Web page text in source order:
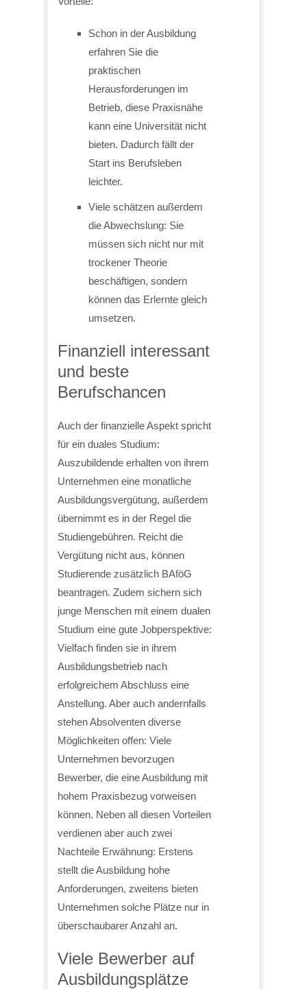
Schon in der Ausbildung
erfahren Sie die
praktischen
Herausforderungen im
Betrieb, diese Praxisnähe
kann eine Universität nicht
bieten. Dadurch fällt der
Start ins Berufsleben
leichter.
Viele schätzen außerdem
die Abwechslung: Sie
müssen sich nicht nur mit
trockener Theorie
beschäftigen, sondern
können das Erlernte gleich
umsetzen.
Finanziell interessant
und beste
Berufschancen
Auch der finanzielle Aspekt spricht
für ein duales Studium:
Auszubildende erhalten von ihrem
Unternehmen eine monatliche
Ausbildungsvergütung, außerdem
übernimmt es in der Regel die
Studiengebühren. Reicht die
Vergütung nicht aus, können
Studierende zusätzlich BAföG
beantragen. Zudem sichern sich
junge Menschen mit einem dualen
Studium eine gute Jobperspektive:
Vielfach finden sie in ihrem
Ausbildungsbetrieb nach
erfolgreichem Abschluss eine
Anstellung. Aber auch andernfalls
stehen Absolventen diverse
Möglichkeiten offen: Viele
Unternehmen bevorzugen
Bewerber, die eine Ausbildung mit
hohem Praxisbezug vorweisen
können. Neben all diesen Vorteilen
verdienen aber auch zwei
Nachteile Erwähnung: Erstens
stellt die Ausbildung hohe
Anforderungen, zweitens bieten
Unternehmen solche Plätze nur in
überschaubarer Anzahl an.
Viele Bewerber auf
Ausbildungsplätze